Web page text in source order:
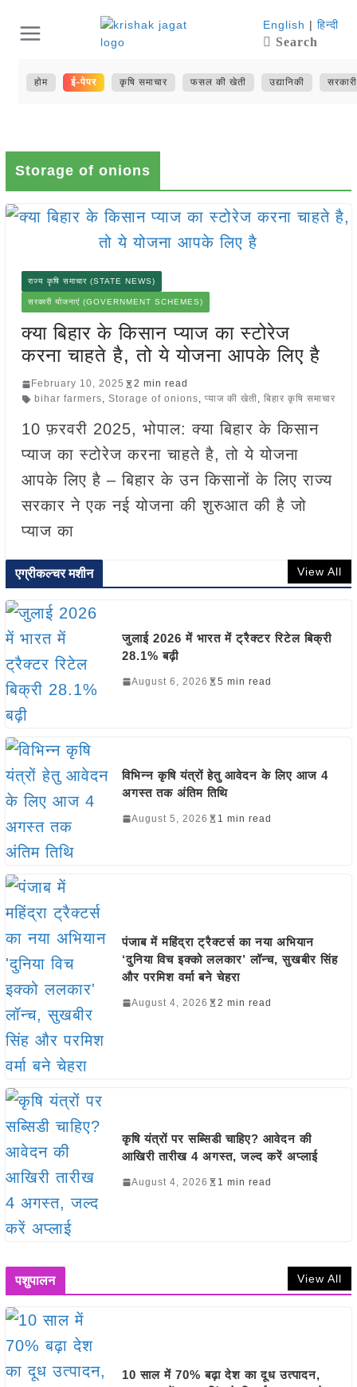
content
English | हिन्दी
Search
होम ई-पेपर कृषि समाचार फसल की खेती उद्यानिकी
Storage of onions
राज्य कृषि समाचार (STATE NEWS)
सरकारी योजनाएं (GOVERNMENT SCHEMES)
क्या बिहार के किसान प्याज का स्टोरेज
करना चाहते है, तो ये योजना आपके लिए है
February 10, 2025
2 min read
bihar farmers, Storage of onions, प्याज की खेती, बिहार कृषि समाचार
10 फ़रवरी 2025, भोपाल: क्या बिहार के किसान
प्याज का स्टोरेज करना चाहते है, तो ये योजना
आपके लिए है – बिहार के उन किसानों के लिए राज्य
सरकार ने एक नई योजना की शुरुआत की है जो
प्याज का
एग्रीकल्चर मशीन View All
जुलाई 2026 में भारत में ट्रैक्टर रिटेल बिक्री
28.1% बढ़ी
August 6, 2026 5 min read
विभिन्न कृषि यंत्रों हेतु आवेदन के लिए आज 4
अगस्त तक अंतिम तिथि
August 5, 2026 1 min read
पंजाब में महिंद्रा ट्रैक्टर्स का नया अभियान
‘दुनिया विच इक्को ललकार’ लॉन्च, सुखबीर सिंह
और परमिश वर्मा बने चेहरा
August 4, 2026 2 min read
कृषि यंत्रों पर सब्सिडी चाहिए? आवेदन की
आखिरी तारीख 4 अगस्त, जल्द करें अप्लाई
August 4, 2026 1 min read
पशुपालन View All
10 साल में 70% बढ़ा देश का दूध उत्पादन,